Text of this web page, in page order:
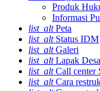
Produk
Informasi
list_alt Peta
list_alt Status IDM
list_alt Galeri
list_alt Lapak Desa
list_alt Call center
list_alt Cara